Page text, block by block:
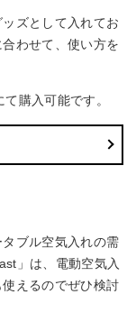
ズとして入れてお
わせて、使い方を
て購入可能です。
ブル空気入れの需
」は、電動空気入
えるのでぜひ検討